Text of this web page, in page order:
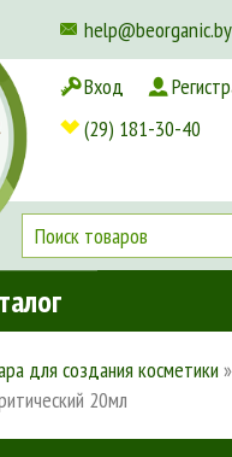
help@beorganic.by
Доставка и оплата
Вход
(29) 181-30-40
для создания косметики
20мл